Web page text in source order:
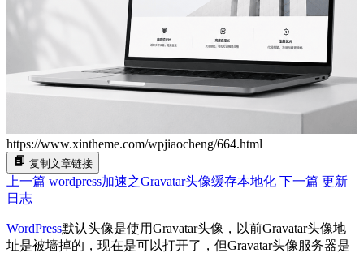
https://www.xintheme.com/wpjiaocheng/664.html
复制文章链接
上一篇 wordpress加速之Gravatar头像缓存本地化 下一篇 更新
日志
WordPress默认头像是使用Gravatar头像，以前Gravatar头像地
址是被墙掉的，现在是可以打开了，但Gravatar头像服务器是